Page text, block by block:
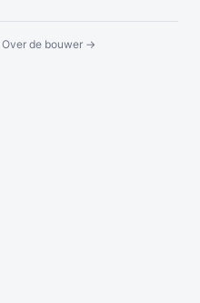
Over de bouwer →